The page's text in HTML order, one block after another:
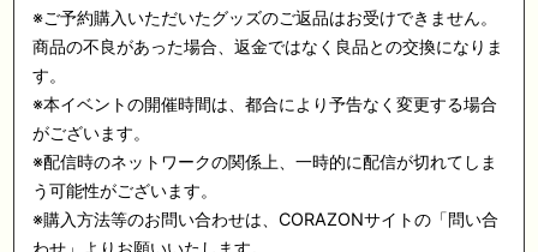
※ご予約購入いただいたグッズのご返品はお受けできません。
商品の不良があった場合、返金ではなく良品との交換になりま
す。
※本イベントの開催時間は、都合により予告なく変更する場合
がございます。
※配信時のネットワークの関係上、一時的に配信が切れてしま
う可能性がございます。
※購入方法等のお問い合わせは、CORAZONサイトの「問い合
わせ」よりお願いいたします。